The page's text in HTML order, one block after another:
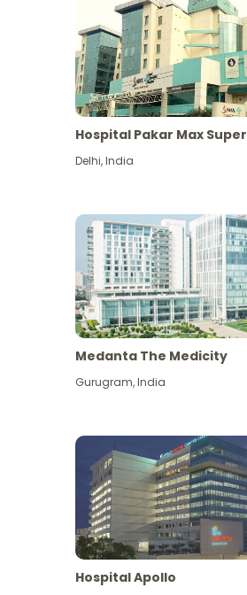
Hospital Pakar Max Super
Delhi,India
Medanta The Medicity
Gurugram,India
Hospital Apollo